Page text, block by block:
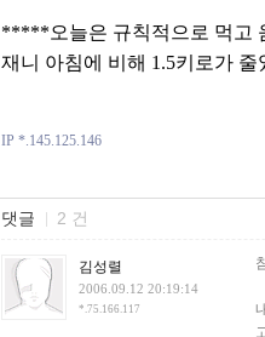
*****오늘은 규칙적으로 먹고
재니 아침에 비해 1.5키로가 줄
IP *.145.125.146
댓글 2 건
김성렬
2006.09.12 20:19:14
*.75.166.117